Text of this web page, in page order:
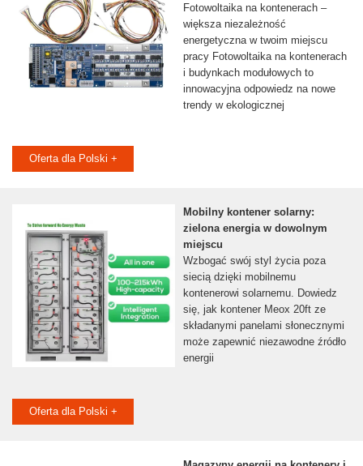
Fotowoltaika na kontenerach –
większa niezależność
energetyczna w twoim miejscu
pracy Fotowoltaika na kontenerach
i budynkach modułowych to
innowacyjna odpowiedz na nowe
trendy w ekologicznej
Oferta dla Polski +
Mobilny kontener solarny:
zielona energia w dowolnym
miejscu
Wzbogać swój styl życia poza
siecią dzięki mobilnemu
kontenerowi solarnemu. Dowiedz
się, jak kontener Meox 20ft ze
składanymi panelami słonecznymi
może zapewnić niezawodne źródło
energii
Oferta dla Polski +